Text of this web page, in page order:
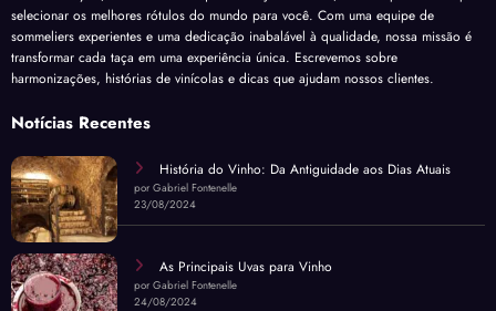
selecionar os melhores rótulos do mundo para você. Com uma equipe de
sommeliers experientes e uma dedicação inabalável à qualidade, nossa missão é
transformar cada taça em uma experiência única. Escrevemos sobre
harmonizações, histórias de vinícolas e dicas que ajudam nossos clientes.
Notícias Recentes
História do Vinho: Da Antiguidade aos Dias Atuais
por Gabriel Fontenelle
23/08/2024
As Principais Uvas para Vinho
por Gabriel Fontenelle
24/08/2024